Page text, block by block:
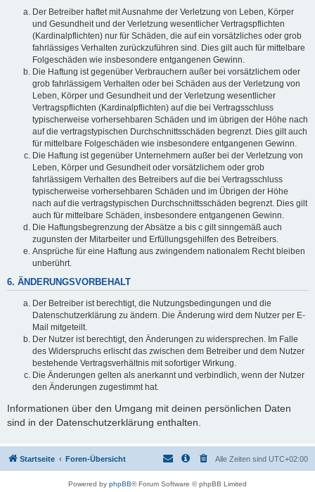
Der Betreiber haftet mit Ausnahme der Verletzung von Leben, Körper
und Gesundheit und der Verletzung wesentlicher Vertragspflichten
(Kardinalpflichten) nur für Schäden, die auf ein vorsätzliches oder grob
fahrlässiges Verhalten zurückzuführen sind. Dies gilt auch für mittelbare
Folgeschäden wie insbesondere entgangenen Gewinn.
Die Haftung ist gegenüber Verbrauchern außer bei vorsätzlichem oder
grob fahrlässigem Verhalten oder bei Schäden aus der Verletzung von
Leben, Körper und Gesundheit und der Verletzung wesentlicher
Vertragspflichten (Kardinalpflichten) auf die bei Vertragsschluss
typischerweise vorhersehbaren Schäden und im übrigen der Höhe nach
auf die vertragstypischen Durchschnittsschäden begrenzt. Dies gilt auch
für mittelbare Folgeschäden wie insbesondere entgangenen Gewinn.
Die Haftung ist gegenüber Unternehmern außer bei der Verletzung von
Leben, Körper und Gesundheit oder vorsätzlichem oder grob
fahrlässigem Verhalten des Betreibers auf die bei Vertragsschluss
typischerweise vorhersehbaren Schäden und im Übrigen der Höhe
nach auf die vertragstypischen Durchschnittsschäden begrenzt. Dies gilt
auch für mittelbare Schäden, insbesondere entgangenen Gewinn.
Die Haftungsbegrenzung der Absätze a bis c gilt sinngemäß auch
zugunsten der Mitarbeiter und Erfüllungsgehilfen des Betreibers.
Ansprüche für eine Haftung aus zwingendem nationalem Recht bleiben
unberührt.
6. ÄNDERUNGSVORBEHALT
Der Betreiber ist berechtigt, die Nutzungsbedingungen und die
Datenschutzerklärung zu ändern. Die Änderung wird dem Nutzer per E-
Mail mitgeteilt.
Der Nutzer ist berechtigt, den Änderungen zu widersprechen. Im Falle
des Widerspruchs erlischt das zwischen dem Betreiber und dem Nutzer
bestehende Vertragsverhältnis mit sofortiger Wirkung.
Die Änderungen gelten als anerkannt und verbindlich, wenn der Nutzer
den Änderungen zugestimmt hat.
Informationen über den Umgang mit deinen persönlichen Daten
sind in der Datenschutzerklärung enthalten.
Startseite Foren-Übersicht Alle Zeiten sind UTC+02:00
Powered by phpBB® Forum Software © phpBB Limited